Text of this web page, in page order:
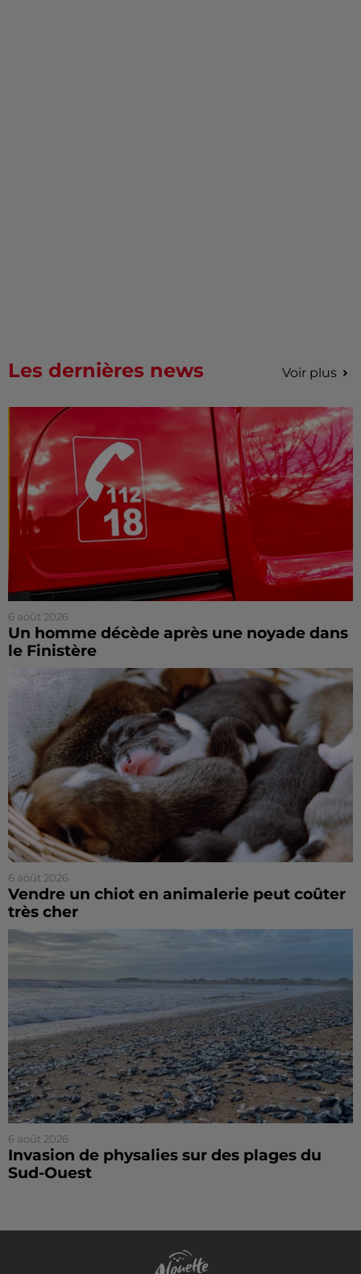
Les dernières news Voir plus
6 août 2026
Un homme décède après une noyade dans
le Finistère
6 août 2026
Vendre un chiot en animalerie peut coûter
très cher
6 août 2026
Invasion de physalies sur des plages du
Sud-Ouest